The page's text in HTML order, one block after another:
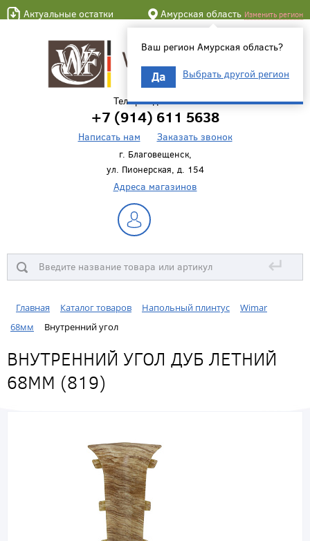
Актуальные остатки Амурская область Изменить регион
Ваш регион Амурская область?
Да Выбрать другой регион
Телефон для связи
+7 (914) 611 5638
Написать нам Заказать звонок
г. Благовещенск,
ул. Пионерская, д. 154
Адреса магазинов
↵
Главная Каталог товаров Напольный плинтус
Wimar
68мм
Внутренний угол
ВНУТРЕННИЙ УГОЛ ДУБ ЛЕТНИЙ
68ММ (819)